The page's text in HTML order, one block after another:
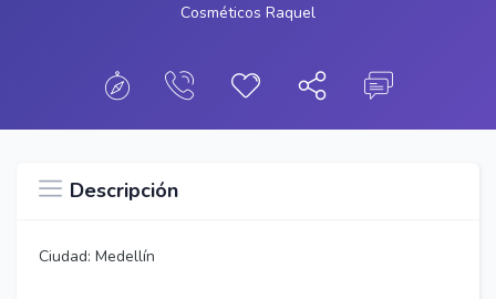
Cosméticos Raquel
Descripción
Ciudad: Medellín